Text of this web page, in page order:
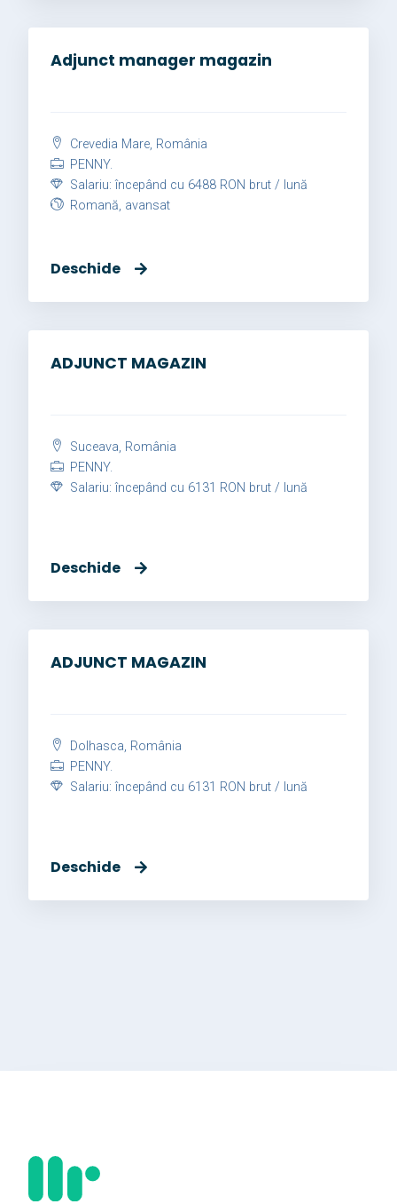
Adjunct manager magazin
Crevedia Mare, România
PENNY.
Salariu: începând cu 6488 RON brut / lună
Romană, avansat
Deschide
ADJUNCT MAGAZIN
Suceava, România
PENNY.
Salariu: începând cu 6131 RON brut / lună
Deschide
ADJUNCT MAGAZIN
Dolhasca, România
PENNY.
Salariu: începând cu 6131 RON brut / lună
Deschide